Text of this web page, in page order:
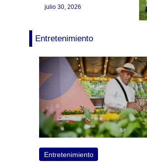
julio 30, 2026
Entretenimiento
Entretenimiento